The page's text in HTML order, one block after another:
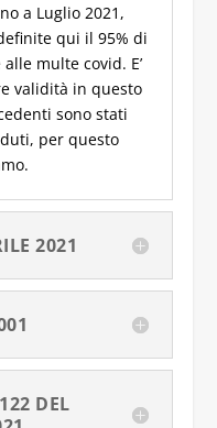
a Luglio 2021,
qui il 95% di
multe covid. E’
validità in questo
sono stati
per questo
2021
DEL